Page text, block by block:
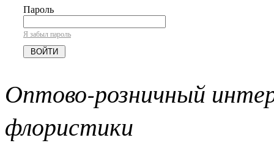
Пароль
Я забыл пароль
Оптово-розничный
флористики